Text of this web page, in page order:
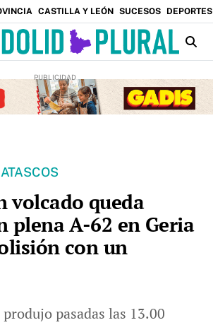
CASTILLA Y LEÓN SUCESOS DEPORTES
volcado queda
plena A-62 en Geria
con un
pasadas las 13.00